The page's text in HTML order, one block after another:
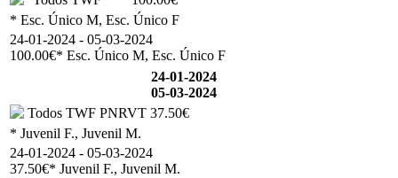
* Esc. Único M, Esc. Único F
24-01-2024 - 05-03-2024
100.00€* Esc. Único M, Esc. Único F
24-01-2024
05-03-2024
Todos TWF PNRVT 37.50€
* Juvenil F., Juvenil M.
24-01-2024 - 05-03-2024
37.50€* Juvenil F., Juvenil M.